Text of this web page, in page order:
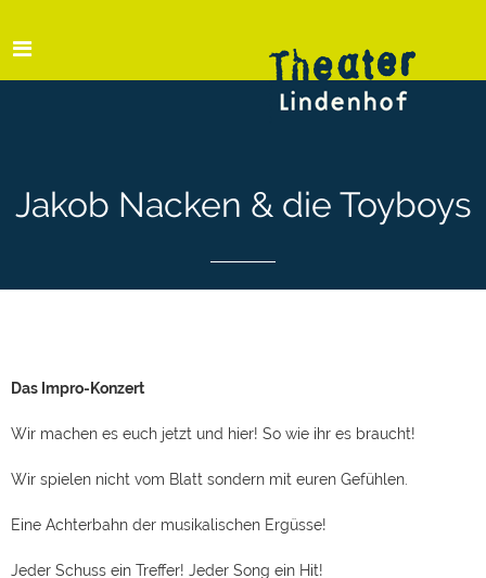
Jakob Nacken & die Toyboys
Das Impro-Konzert
Wir machen es euch jetzt und hier! So wie ihr es braucht!
Wir spielen nicht vom Blatt sondern mit euren Gefühlen.
Eine Achterbahn der musikalischen Ergüsse!
Jeder Schuss ein Treffer! Jeder Song ein Hit!